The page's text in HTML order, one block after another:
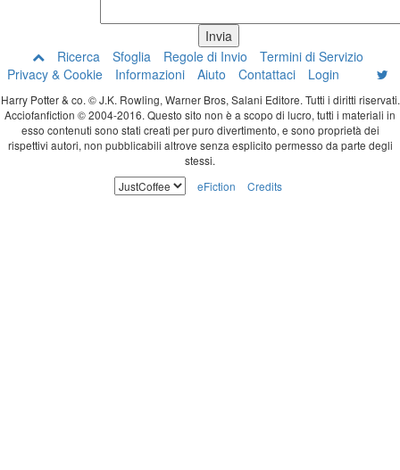
Ricerca Sfoglia Regole di Invio
Termini di Servizio
Privacy & Cookie
Informazioni Aiuto Contattaci Login
Harry Potter & co. © J.K. Rowling, Warner Bros, Salani Editore. Tutti i diritti riservati.
Acciofanfiction © 2004-2016. Questo sito non è a scopo di lucro, tutti i materiali in
esso contenuti sono stati creati per puro divertimento, e sono proprietà dei
rispettivi autori, non pubblicabili altrove senza esplicito permesso da parte degli
stessi.
eFiction
Credits